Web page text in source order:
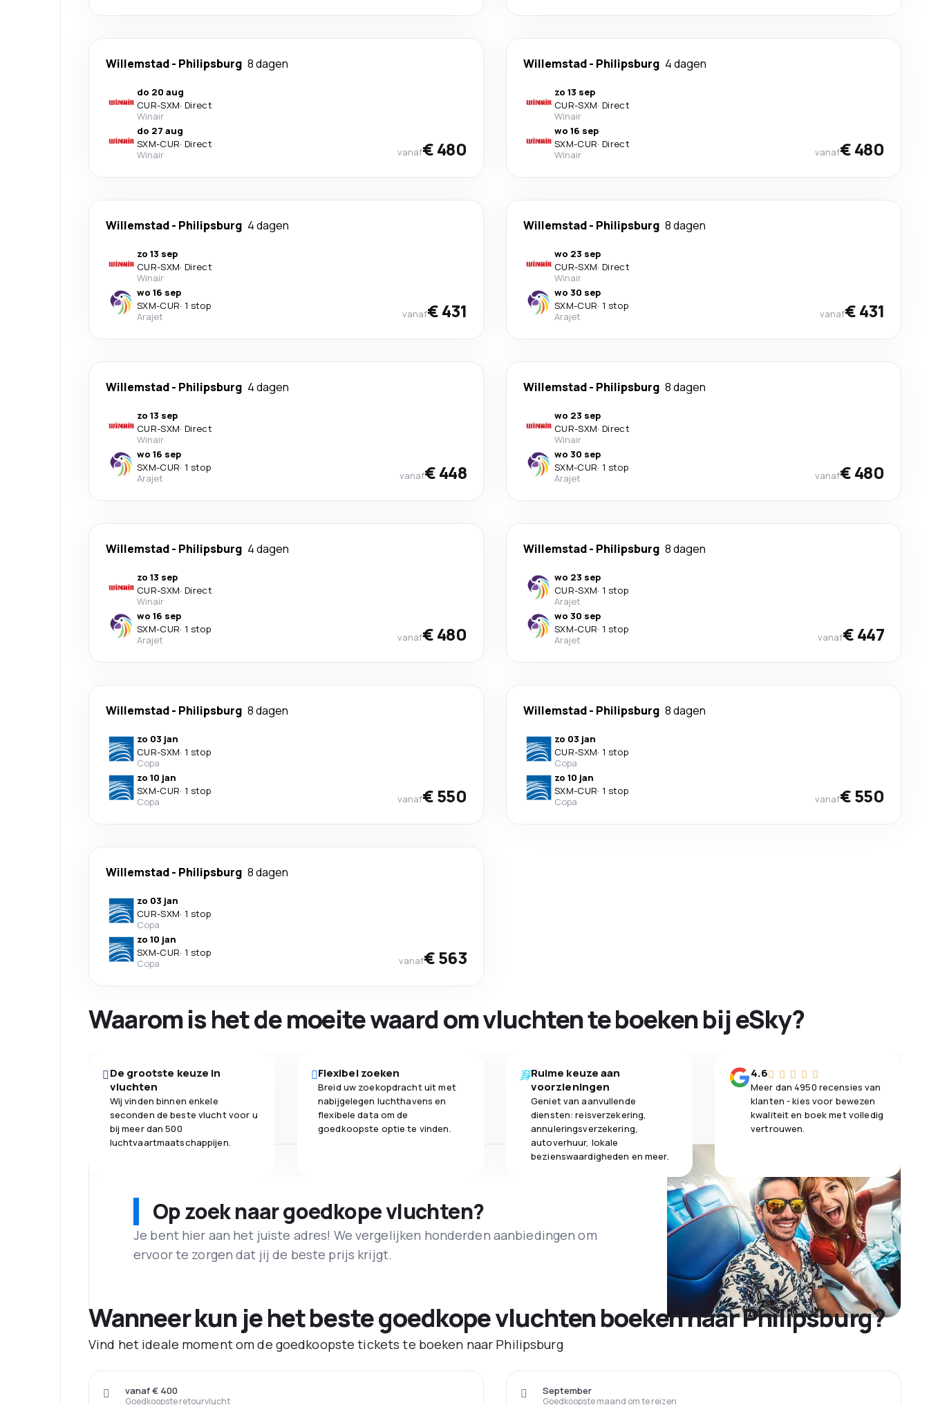
Willemstad- Philipsburg 8 dagen
do 20 aug
CUR-SXM· Direct
Winair
do 27 aug
SXM-CUR· Direct
Winair
vanaf€ 480
Willemstad- Philipsburg 4 dagen
zo 13 sep
CUR-SXM· Direct
Winair
wo 16 sep
SXM-CUR· Direct
Winair
vanaf€ 480
Willemstad- Philipsburg 4 dagen
zo 13 sep
CUR-SXM· Direct
Winair
wo 16 sep
SXM-CUR· 1 stop
Arajet
vanaf€ 431
Willemstad- Philipsburg 8 dagen
wo 23 sep
CUR-SXM· Direct
Winair
wo 30 sep
SXM-CUR· 1 stop
Arajet
vanaf€ 431
Willemstad- Philipsburg 4 dagen
zo 13 sep
CUR-SXM· Direct
Winair
wo 16 sep
SXM-CUR· 1 stop
Arajet
vanaf€ 448
Willemstad- Philipsburg 8 dagen
wo 23 sep
CUR-SXM· Direct
Winair
wo 30 sep
SXM-CUR· 1 stop
Arajet
vanaf€ 480
Willemstad- Philipsburg 4 dagen
zo 13 sep
CUR-SXM· Direct
Winair
wo 16 sep
SXM-CUR· 1 stop
Arajet
vanaf€ 480
Willemstad- Philipsburg 8 dagen
wo 23 sep
CUR-SXM· 1 stop
Arajet
wo 30 sep
SXM-CUR· 1 stop
Arajet
vanaf€ 447
Willemstad- Philipsburg 8 dagen
zo 03 jan
CUR-SXM· 1 stop
Copa
zo 10 jan
SXM-CUR· 1 stop
Copa
vanaf€ 550
Willemstad- Philipsburg 8 dagen
zo 03 jan
CUR-SXM· 1 stop
Copa
zo 10 jan
SXM-CUR· 1 stop
Copa
vanaf€ 550
Willemstad- Philipsburg 8 dagen
zo 03 jan
CUR-SXM· 1 stop
Copa
zo 10 jan
SXM-CUR· 1 stop
Copa
vanaf€ 563
Waarom is het de moeite waard om vluchten te boeken bij eSky?
De grootste keuze in
vluchten
Wij vinden binnen enkele
seconden de beste vlucht voor u
bij meer dan 500
luchtvaartmaatschappijen.
Flexibel zoeken
Breid uw zoekopdracht uit met
nabijgelegen luchthavens en
flexibele data om de
goedkoopste optie te vinden.
Ruime keuze aan
voorzieningen
Geniet van aanvullende
diensten: reisverzekering,
annuleringsverzekering,
autoverhuur, lokale
bezienswaardigheden en meer.
4.6
Meer dan 4950 recensies van
klanten - kies voor bewezen
kwaliteit en boek met volledig
vertrouwen.
Op zoek naar goedkope vluchten?
Je bent hier aan het juiste adres! We vergelijken honderden aanbiedingen om
ervoor te zorgen dat jij de beste prijs krijgt.
Wanneer kun je het beste goedkope vluchten boeken naar Philipsburg?
Vind het ideale moment om de goedkoopste tickets te boeken naar Philipsburg
Goedkoopste retourvlucht
vanaf € 400
Goedkoopste maand om te reizen
September